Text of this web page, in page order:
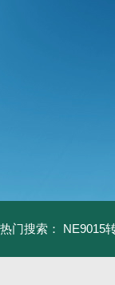
热门搜索： NE9015